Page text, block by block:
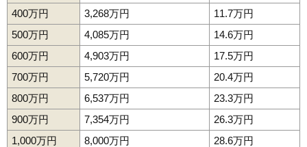
400万円
3,268万円
11.7万円
500万円
4,085万円
14.6万円
600万円
4,903万円
17.5万円
700万円
5,720万円
20.4万円
800万円
6,537万円
23.3万円
900万円
7,354万円
26.3万円
1,000万円
8,000万円 28.6万円